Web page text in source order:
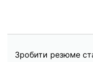
Зробити резюме